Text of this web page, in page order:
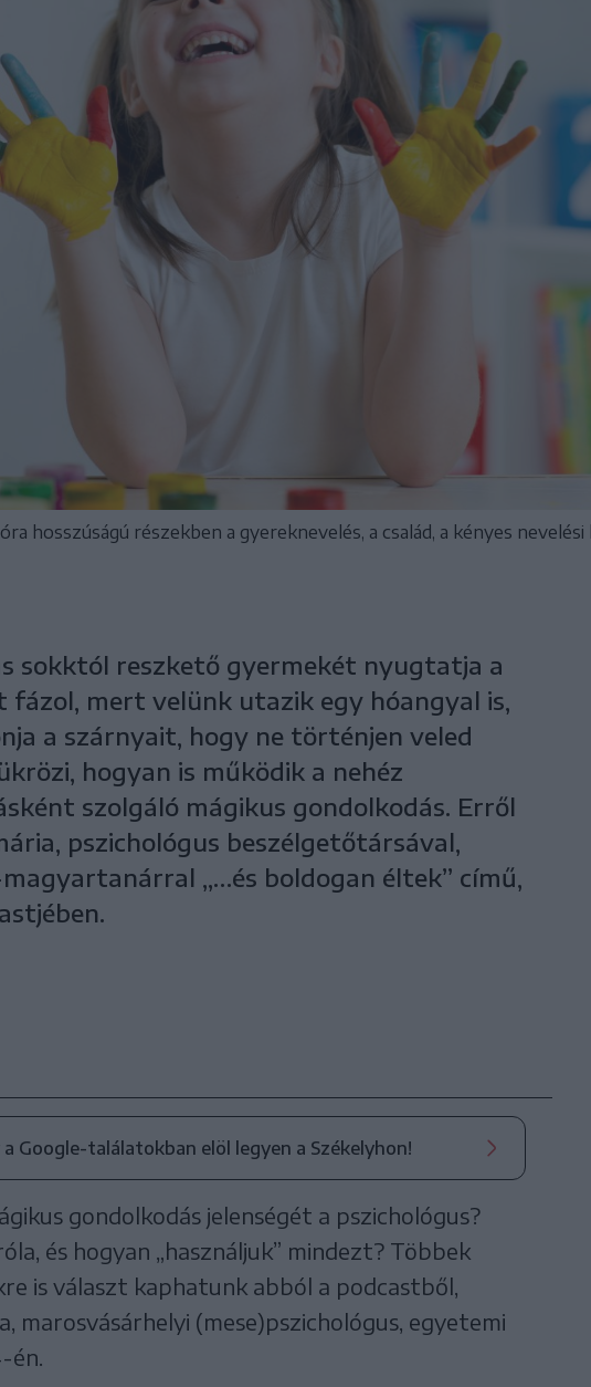
hosszúságú részekben a gyereknevelés, a család, a kényes
sokktól reszkető gyermekét nyugtatja a
fázol, mert velünk utazik egy hóangyal is,
a szárnyait, hogy ne történjen veled
hogyan is működik a nehéz
szolgáló mágikus gondolkodás. Erről
pszichológus beszélgetőtársával,
„…és boldogan éltek” című,
Google-találatokban elöl legyen a Székelyhon!
gondolkodás jelenségét a pszichológus?
és hogyan „használjuk” mindezt? Többek
is választ kaphatunk abból a podcastből,
marosvásárhelyi (mese)pszichológus, egyetemi
én.